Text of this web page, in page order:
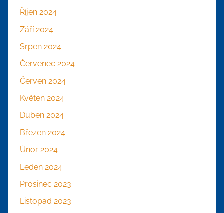
Říjen 2024
Září 2024
Srpen 2024
Červenec 2024
Červen 2024
Květen 2024
Duben 2024
Březen 2024
Únor 2024
Leden 2024
Prosinec 2023
Listopad 2023